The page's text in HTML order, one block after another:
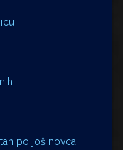
po još novca